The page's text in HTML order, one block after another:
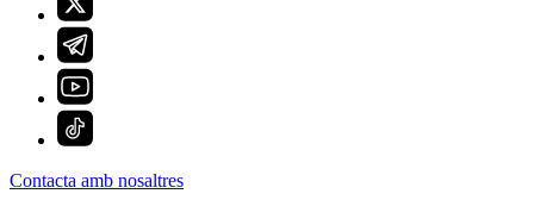
Contacta amb nosaltres